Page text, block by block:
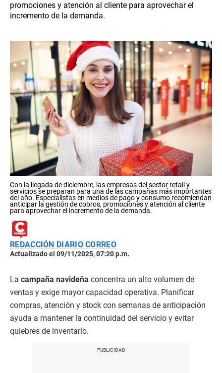
promociones y atención al cliente para aprovechar el
incremento de la demanda.
Con la llegada de diciembre, las empresas del sector retail y
servicios se preparan para una de las campañas más importantes
del año. Especialistas en medios de pago y consumo recomiendan
anticipar la gestión de cobros, promociones y atención al cliente
para aprovechar el incremento de la demanda.
REDACCIÓN DIARIO CORREO
Actualizado el 09/11/2025, 07:20 p.m.
La campaña navideña concentra un alto volumen de
ventas y exige mayor capacidad operativa. Planificar
compras, atención y stock con semanas de anticipación
ayuda a mantener la continuidad del servicio y evitar
quiebres de inventario.